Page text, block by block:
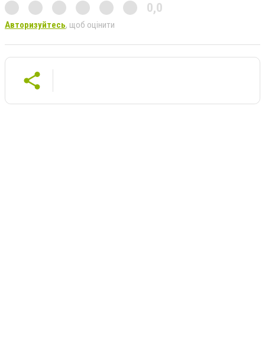
0,0
Авторизуйтесь, щоб оцінити